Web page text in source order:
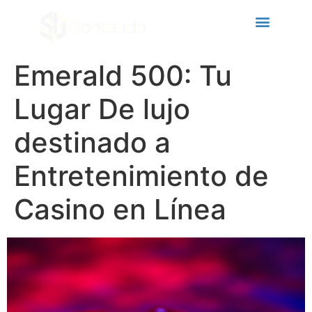
panel
panel
panel
panel
panel
Emerald 500: Tu
Lugar De lujo
destinado a
Entretenimiento de
Casino en Línea